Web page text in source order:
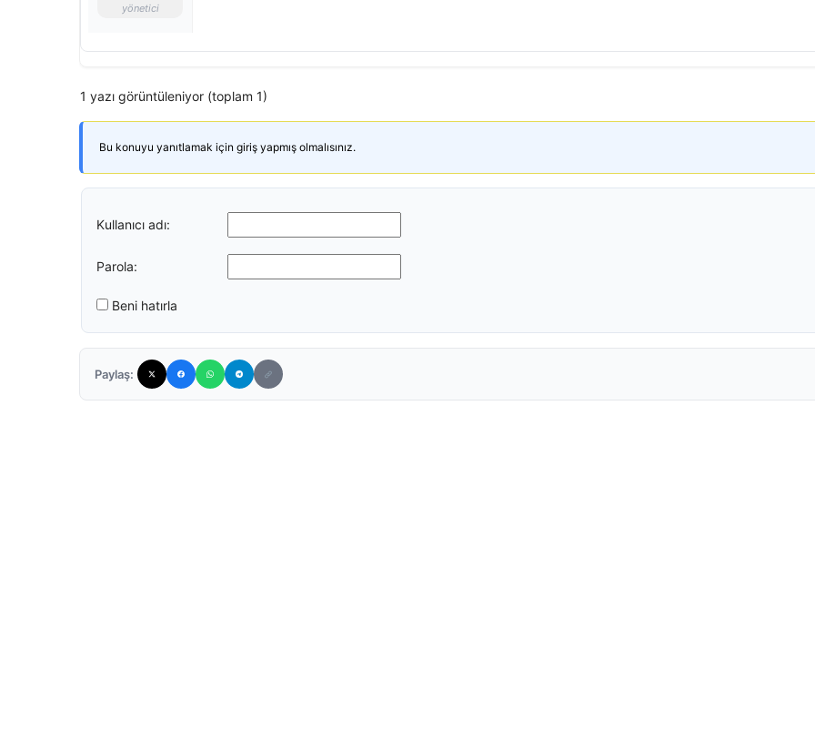
yönetici
1 yazı görüntüleniyor (toplam 1)
Bu konuyu yanıtlamak için giriş yapmış olmalısınız.
Kullanıcı adı:
Parola:
Beni hatırla
Paylaş: